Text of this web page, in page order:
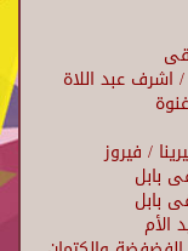
عبد اللاة
/ فيروز
بابل
بابل